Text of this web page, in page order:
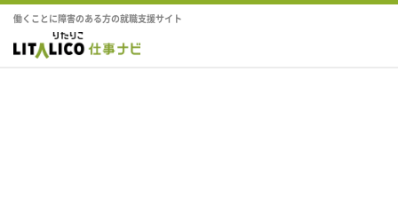
働くことに障害のある方の就職支援サイト